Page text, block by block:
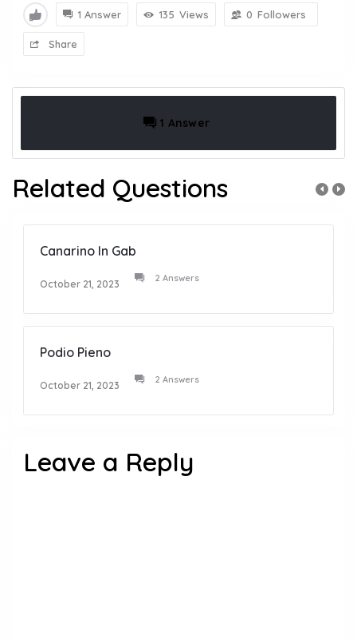
1 Answer 135 Views 0 Followers
Share
1 Answer
Related Questions
Canarino In Gab
October 21, 2023 2 Answers
Podio Pieno
October 21, 2023 2 Answers
Leave a Reply